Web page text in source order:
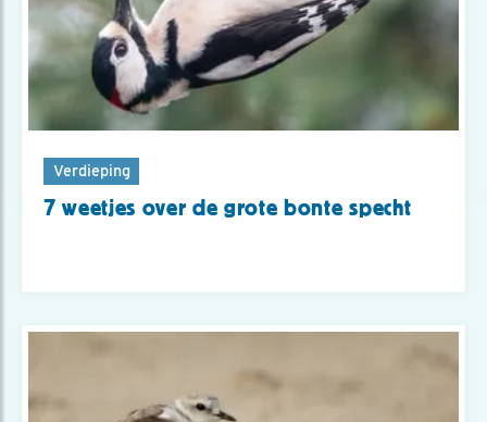
Verdieping
7 weetjes over de grote bonte specht